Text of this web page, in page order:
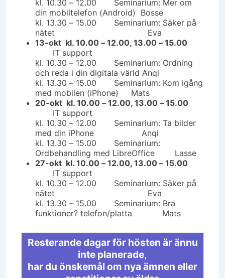
kl. 10.30 – 12.00 Seminarium: Mer om
din mobiltelefon (Android) Bosse
kl. 13.30 – 15.00 Seminarium: Säker på
nätet Eva
13-okt kl. 10.00 – 12.00, 13.00 – 15.00
IT support
kl. 10.30 – 12.00 Seminarium: Ordning
och reda i din digitala värld Anqi
kl. 13.30 – 15.00 Seminarium: Kom igång
med mobilen (iPhone) Mats
20-okt kl. 10.00 – 12.00, 13.00 – 15.00
IT support
kl. 10.30 – 12.00 Seminarium: Ta bilder
med din iPhone Anqi
kl. 13.30 – 15.00 Seminarium:
Ordbehandling med LibreOffice Lasse
27-okt kl. 10.00 – 12.00, 13.00 – 15.00
IT support
kl. 10.30 – 12.00 Seminarium: Säker på
nätet Eva
kl. 13.30 – 15.00 Seminarium: Bra
funktioner? telefon/platta Mats
Resterande dagar för hösten är ännu
inte planerade,
har du önskemål om nya ämnen eller